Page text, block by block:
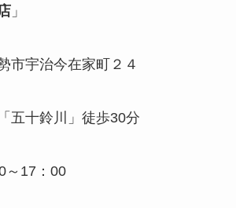
」
市宇治今在家町２４
五十鈴川」徒歩30分
～17：00